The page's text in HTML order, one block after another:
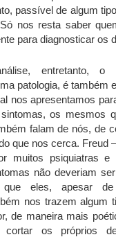
passível de algum
nos resta saber
para diagnosticar os
entretanto, o
patologia, é também
nos apresentamos
os mesmos
falam de nós, de
que nos cerca. Freud
muitos psiquiatras e
não deveriam
que eles, apesar de
nos trazem algum
de maneira mais
cortar os próprios